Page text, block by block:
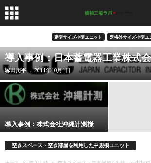
定型サイズ小型ユニット 定格外サイズ小型ユ
導入事例：日本蓄電器工業株式
塚田周平 - 2011年10月1日
導入事例：株式会社沖縄計測様
空きスペース・空き部屋を利用した中規模ユニット